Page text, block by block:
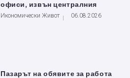
офиси, извън централния
Икономически Живот 06.08.2026
Пазарът на обявите за работа